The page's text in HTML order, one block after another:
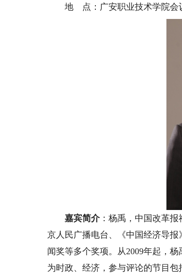
地 点： 广安职业技术学院会
嘉宾简介：杨禹，中国改革
京人民广播电台、《中国经济导
闻奖等多个奖项。从2009年起，
为时政、经济，参与评论的节目